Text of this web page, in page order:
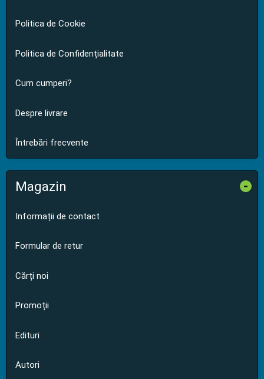
Politica de Cookie
Politica de Confidențialitate
Cum cumperi?
Despre livrare
Întrebări frecvente
Magazin -
Informații de contact
Formular de retur
Cărți noi
Promoții
Edituri
Autori